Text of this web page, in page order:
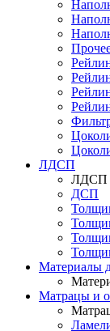
ЛДСП
ЛДСП
ДСП
Материалы
Матрацы и